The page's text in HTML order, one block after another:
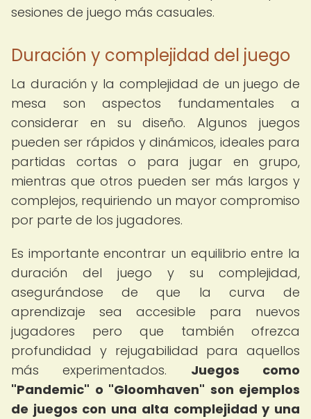
sesiones de juego más casuales.
Duración y complejidad del juego
La duración y la complejidad de un juego de
mesa son aspectos fundamentales a
considerar en su diseño. Algunos juegos
pueden ser rápidos y dinámicos, ideales para
partidas cortas o para jugar en grupo,
mientras que otros pueden ser más largos y
complejos, requiriendo un mayor compromiso
por parte de los jugadores.
Es importante encontrar un equilibrio entre la
duración del juego y su complejidad,
asegurándose de que la curva de
aprendizaje sea accesible para nuevos
jugadores pero que también ofrezca
profundidad y rejugabilidad para aquellos
más experimentados. Juegos como
"Pandemic" o "Gloomhaven" son ejemplos
de juegos con una alta complejidad y una